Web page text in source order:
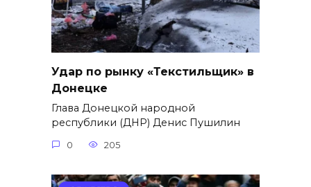
Удар по рынку «Текстильщик» в
Донецке
Глава Донецкой народной
республики (ДНР) Денис Пушилин
0 205